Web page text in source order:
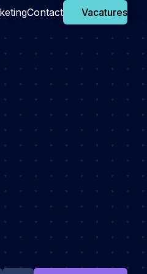
Contact Vacatures